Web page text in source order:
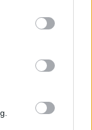
ότι οι
για την
όχι